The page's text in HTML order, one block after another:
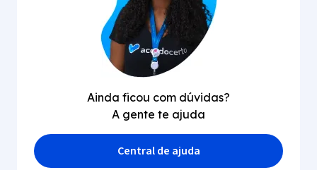
Ainda ficou com dúvidas?
A gente te ajuda
Central de ajuda